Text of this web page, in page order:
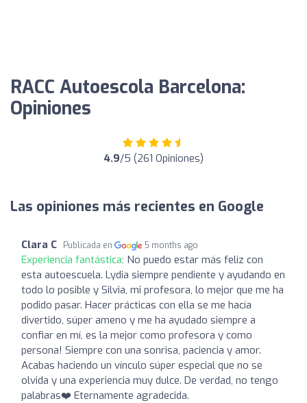
RACC Autoescola Barcelona:
Opiniones
4.9/5 (261 Opiniones)
Las opiniones más recientes en Google
Clara C Publicada en 5 months ago
Experiencia fantástica: No puedo estar más feliz con
esta autoescuela. Lydia siempre pendiente y ayudando en
todo lo posible y Silvia, mi profesora, lo mejor que me ha
podido pasar. Hacer prácticas con ella se me hacía
divertido, súper ameno y me ha ayudado siempre a
confiar en mí, es la mejor como profesora y como
persona! Siempre con una sonrisa, paciencia y amor.
Acabas haciendo un vínculo súper especial que no se
olvida y una experiencia muy dulce. De verdad, no tengo
palabras❤️ Eternamente agradecida.